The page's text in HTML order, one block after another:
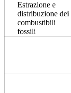
Estrazione e
distribuzione dei
combustibili
fossili